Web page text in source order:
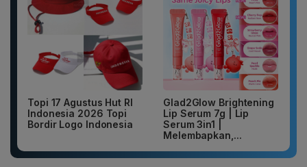
Topi 17 Agustus Hut RI
Indonesia 2026 Topi
Bordir Logo Indonesia
Glad2Glow Brightening
Lip Serum 7g | Lip
Serum 3in1 |
Melembapkan,...